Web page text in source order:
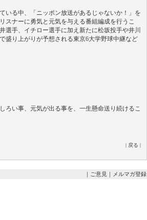
いる中、「ニッポン放送があるじゃないか！」を
スナーに勇気と元気を与える番組編成を行うこ
選手、イチロー選手に加え新たに松坂投手や井川
盛り上がりが予想される東京6大学野球中継など
ろい事、元気が出る事を、一生懸命送り続けるこ
| 戻る |
｜ ご意見 ｜ メルマガ登録